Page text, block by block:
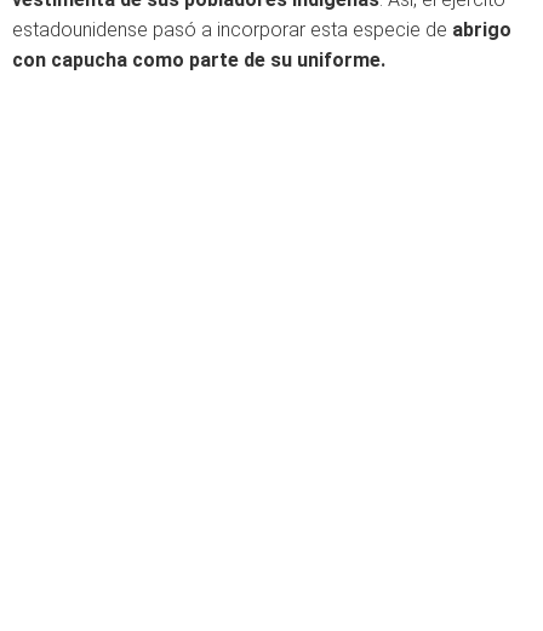
estadounidense pasó a incorporar esta especie de abrigo
con capucha como parte de su uniforme.